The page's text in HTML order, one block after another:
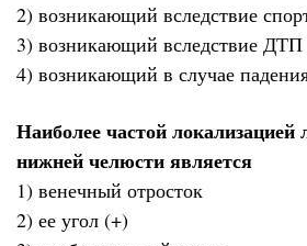
2) возникающий вследствие
3) возникающий вследствие ДТП
4) возникающий в случае
Наиболее частой локализацией
нижней челюсти является
1) венечный отросток
2) ее угол (+)